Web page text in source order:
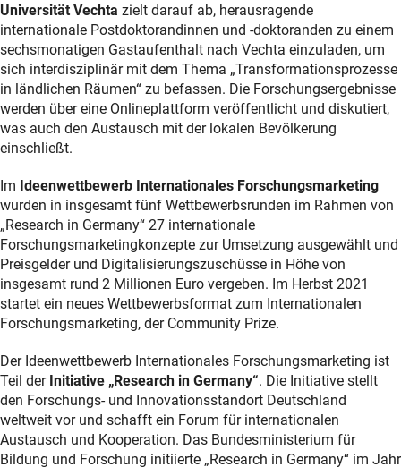
Universität Vechta zielt darauf ab, herausragende
internationale Postdoktorandinnen und -doktoranden zu einem
sechsmonatigen Gastaufenthalt nach Vechta einzuladen, um
sich interdisziplinär mit dem Thema „Transformationsprozesse
in ländlichen Räumen“ zu befassen. Die Forschungsergebnisse
werden über eine Onlineplattform veröffentlicht und diskutiert,
was auch den Austausch mit der lokalen Bevölkerung
einschließt.
Im Ideenwettbewerb Internationales Forschungsmarketing
wurden in insgesamt fünf Wettbewerbsrunden im Rahmen von
„Research in Germany“ 27 internationale
Forschungsmarketingkonzepte zur Umsetzung ausgewählt und
Preisgelder und Digitalisierungszuschüsse in Höhe von
insgesamt rund 2 Millionen Euro vergeben. Im Herbst 2021
startet ein neues Wettbewerbsformat zum Internationalen
Forschungsmarketing, der Community Prize.
Der Ideenwettbewerb Internationales Forschungsmarketing ist
Teil der Initiative „Research in Germany“. Die Initiative stellt
den Forschungs- und Innovationsstandort Deutschland
weltweit vor und schafft ein Forum für internationalen
Austausch und Kooperation. Das Bundesministerium für
Bildung und Forschung initiierte „Research in Germany“ im Jahr